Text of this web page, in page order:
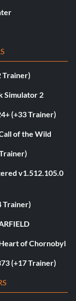
Trainer)
Simulator 2
(+33 Trainer)
of the Wild
v1.512.105.0
Trainer)
of Chornobyl
(+17 Trainer)